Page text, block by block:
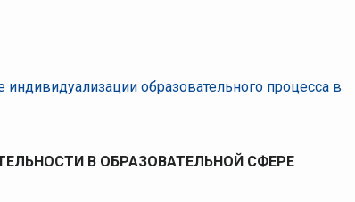
образовательного процесса в
В ОБРАЗОВАТЕЛЬНОЙ СФЕРЕ